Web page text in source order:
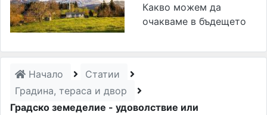
Какво можем да
очакваме в бъдещето
Начало
Статии
Градина, тераса и двор
Градско земеделие - удоволствие или